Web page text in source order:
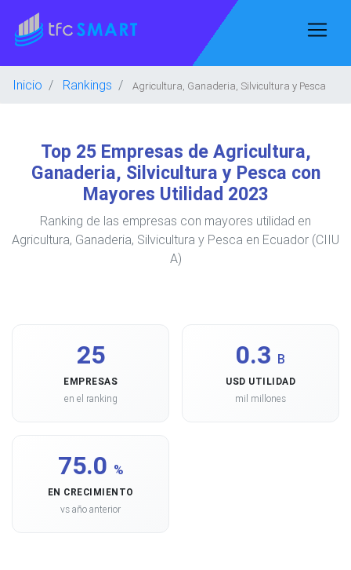
Inicio Rankings Agricultura, Ganaderia, Silvicultura y Pesca
Top 25 Empresas de Agricultura,
Ganaderia, Silvicultura y Pesca con
Mayores Utilidad 2023
Ranking de las empresas con mayores utilidad en
Agricultura, Ganaderia, Silvicultura y Pesca en Ecuador (CIIU
A)
25
EMPRESAS
en el ranking
0.3 B
USD UTILIDAD
mil millones
75.0 %
EN CRECIMIENTO
vs año anterior